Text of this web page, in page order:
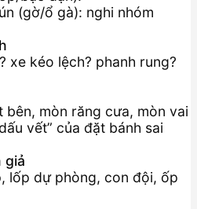
(gờ/ổ gà): nghi nhóm
xe kéo lệch? phanh rung?
bên, mòn răng cưa, mòn vai
vết” của đặt bánh sai
giả
lốp dự phòng, con đội, ốp